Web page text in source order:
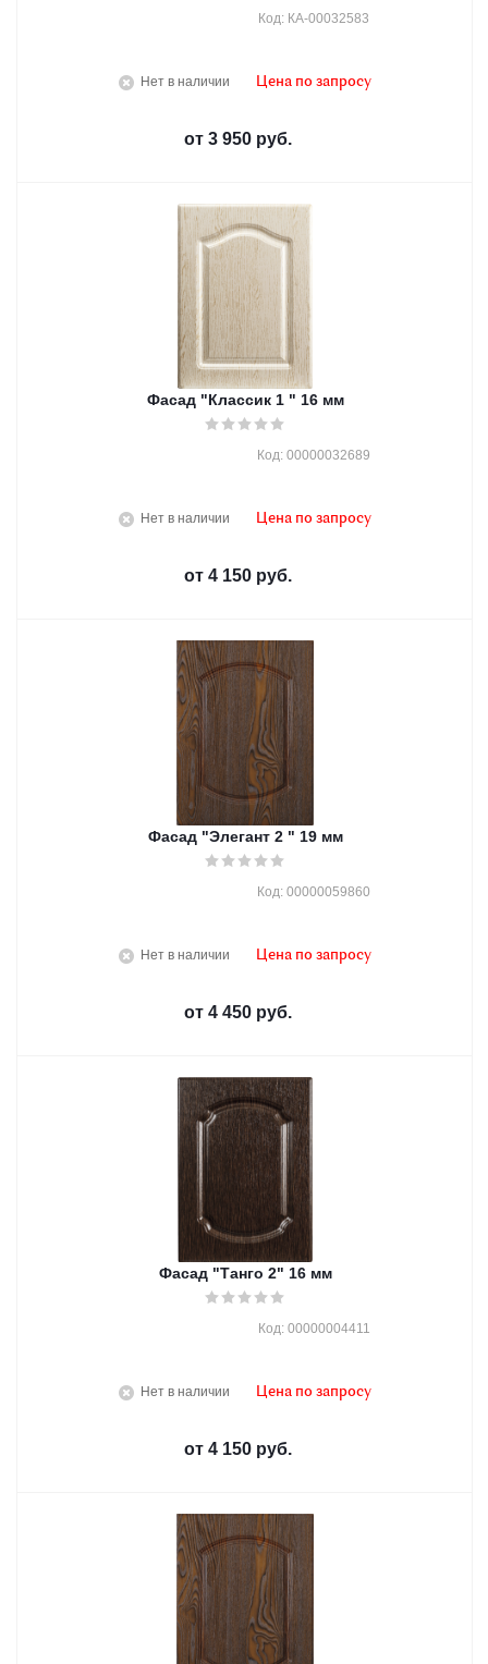
Нет в наличии
Код: КА-00032583
Цена по запросу
от 3 950 руб.
Фасад "Классик 1 " 16 мм
Нет в наличии
Код: 00000032689
Цена по запросу
от 4 150 руб.
Фасад "Элегант 2 " 19 мм
Нет в наличии
Код: 00000059860
Цена по запросу
от 4 450 руб.
Фасад "Танго 2" 16 мм
Нет в наличии
Код: 00000004411
Цена по запросу
от 4 150 руб.